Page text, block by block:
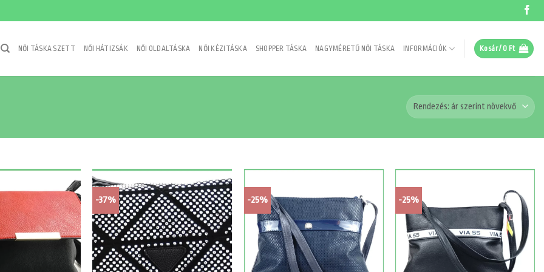
NŐI TÁSKA SZETT NŐI HÁTIZSÁK NŐI OLDALTÁSKA NŐI KÉZITÁSKA SHOPPER TÁSKA NAGYMÉRETŰ NŐI TÁSKA INFORMÁCIÓK Kosár / 0 Ft
-37% -25% -25%